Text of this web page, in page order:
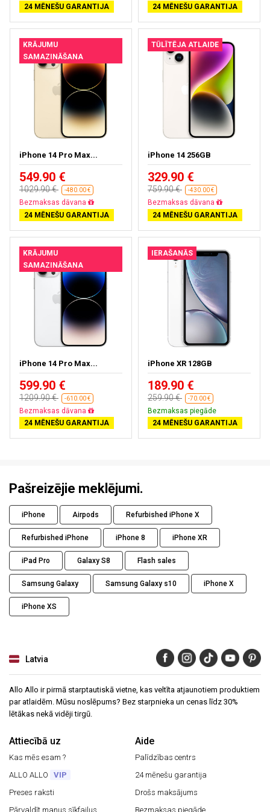
24 MĒNEŠU GARANTIJA 24 MĒNEŠU GARANTIJA
KRĀJUMU
SAMAZINĀŠANA
iPhone 14 Pro Max...
549.90 €
1029.90 € -480.00 €
Bezmaksas dāvana
24 MĒNEŠU GARANTIJA
TŪLĪTĒJA ATLAIDE
iPhone 14 256GB
329.90 €
759.90 € -430.00 €
Bezmaksas dāvana
24 MĒNEŠU GARANTIJA
KRĀJUMU
SAMAZINĀŠANA
iPhone 14 Pro Max...
599.90 €
1209.90 € -610.00 €
Bezmaksas dāvana
24 MĒNEŠU GARANTIJA
IERAŠANĀS
iPhone XR 128GB
189.90 €
259.90 € -70.00 €
Bezmaksas piegāde
24 MĒNEŠU GARANTIJA
Pašreizējie meklējumi.
iPhone Airpods Refurbished iPhone X
Refurbished iPhone iPhone 8 iPhone XR
iPad Pro Galaxy S8 Flash sales
Samsung Galaxy Samsung Galaxy s10 iPhone X
iPhone XS
Latvia
Allo Allo ir pirmā starptautiskā vietne, kas veltīta atjaunotiem produktiem
par atlaidēm. Mūsu noslēpums? Bez starpnieka un cenas līdz 30%
lētākas nekā vidēji tirgū.
Attiecībā uz
Kas mēs esam ?
ALLO ALLO
VIP
Preses raksti
Pārvaldīt manus sīkfailus
Aide
Palīdzības centrs
24 mēnešu garantija
Drošs maksājums
Bezmaksas piegāde